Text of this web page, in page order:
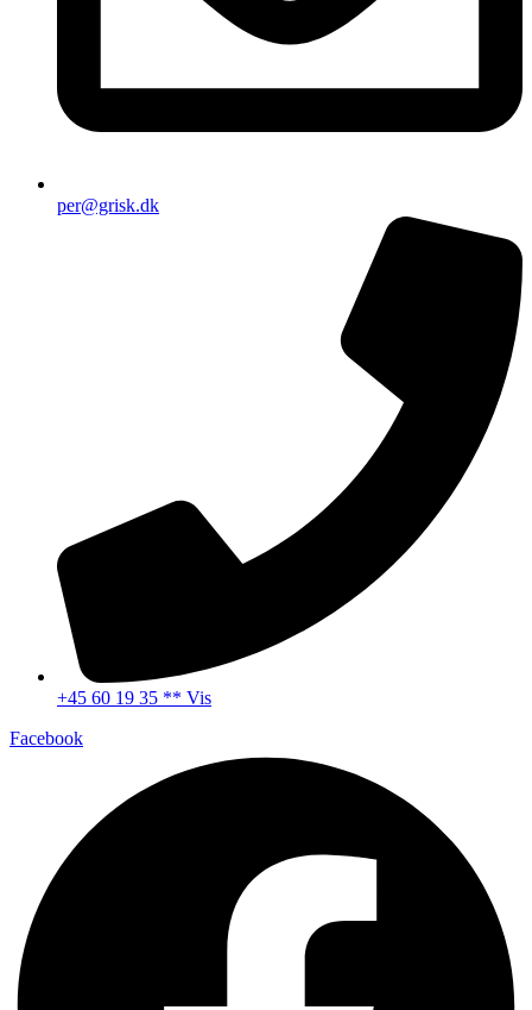
per@grisk.dk
+45 60 19 35 ** Vis
Facebook